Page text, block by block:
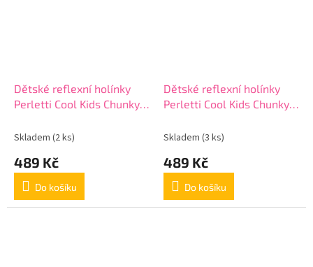
Dětské reflexní holínky
Perletti Cool Kids Chunky,
Skladem (2 ks)
489 Kč
Do košíku
Dětské reflexní holínky
Perletti Cool Kids Chunky,
Skladem (3 ks)
489 Kč
Do košíku